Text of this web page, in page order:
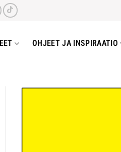
OHJEET JA INSPIRAATIO